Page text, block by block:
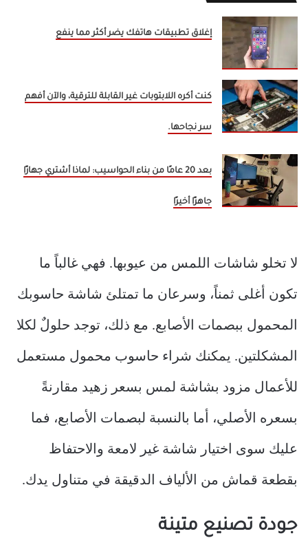
إغلاق تطبيقات هاتفك يضر أكثر مما ينفع
كنت أكره اللابتوبات غير القابلة للترقية، والآن أفهم
سر نجاحها.
بعد 20 عامًا من بناء الحواسيب: لماذا أشتري جهازًا
جاهزًا أخيرًا
لا تخلو شاشات اللمس من عيوبها. فهي غالباً ما
تكون أغلى ثمناً، وسرعان ما تمتلئ شاشة حاسوبك
المحمول ببصمات الأصابع. مع ذلك، توجد حلولٌ لكلا
المشكلتين. يمكنك شراء حاسوب محمول مستعمل
للأعمال مزود بشاشة لمس بسعر زهيد مقارنةً
بسعره الأصلي، أما بالنسبة لبصمات الأصابع، فما
عليك سوى اختيار شاشة غير لامعة والاحتفاظ
بقطعة قماش من الألياف الدقيقة في متناول يدك.
جودة تصنيع متينة